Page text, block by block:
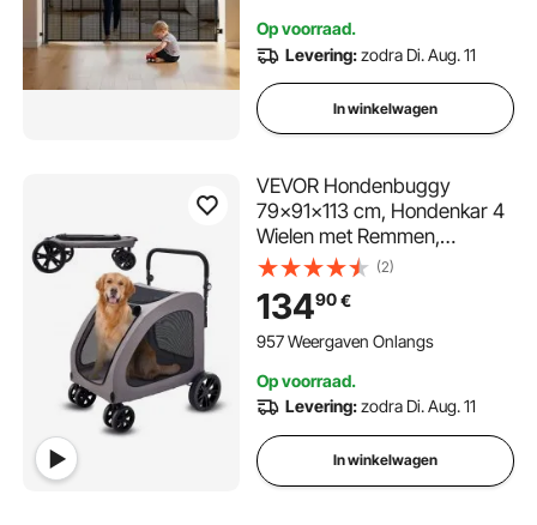
Op voorraad.
Levering:zodra Di. Aug. 11
In winkelwagen
VEVOR Hondenbuggy
79x91x113 cm, Hondenkar 4
Wielen met Remmen,
Hondentrolley, Hondentrolley
tot 73 kg Draagvermogen,
Ademende Mesh Vensters,
Verstelbare Hoogte, 600D
Huisdieren
(2)
13490€
957 Weergaven Onlangs
Op voorraad.
Levering:zodra Di. Aug. 11
In winkelwagen